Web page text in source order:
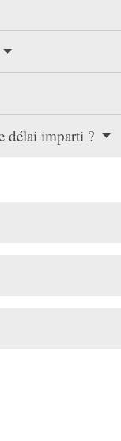
délai imparti ?